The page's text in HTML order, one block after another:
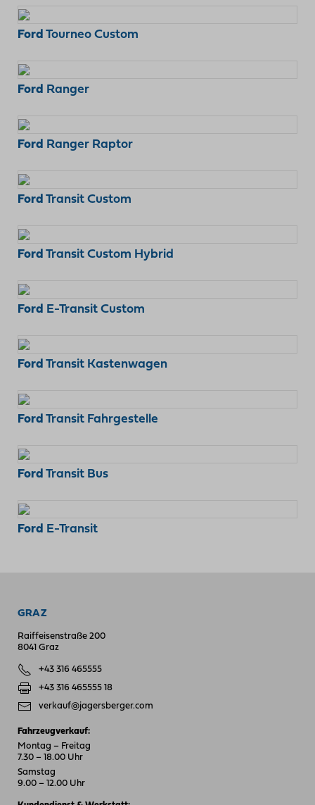
Ford Tourneo Custom
Ford Ranger
Ford Ranger Raptor
Ford Transit Custom
Ford Transit Custom Hybrid
Ford E-Transit Custom
Ford Transit Kastenwagen
Ford Transit Fahrgestelle
Ford Transit Bus
Ford E-Transit
GRAZ
Raiffeisenstraße 200
8041 Graz
+43 316 465555
+43 316 465555 18
verkauf@jagersberger.com
Fahrzeugverkauf:
Montag – Freitag
7.30 – 18.00 Uhr
Samstag
9.00 – 12.00 Uhr